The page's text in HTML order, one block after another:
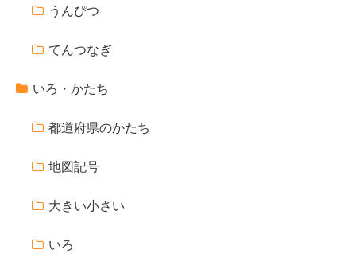
うんぴつ
てんつなぎ
いろ・かたち
都道府県のかたち
地図記号
大きい小さい
いろ